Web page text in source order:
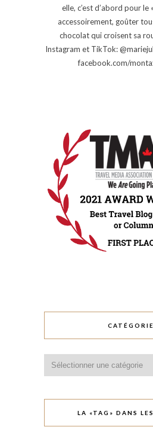
elle, c’est d’abord pour le
accessoirement, goûter
chocolat qui croisent sa
Instagram et TikTok:
facebook.com/
LA «TAG» DANS